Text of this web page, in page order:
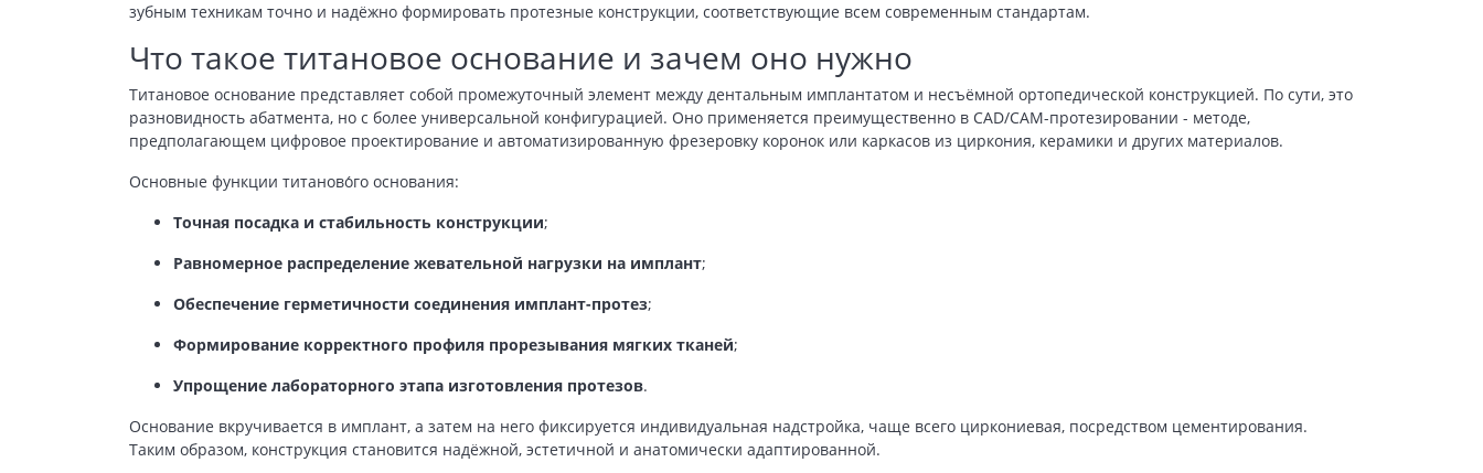
зубным техникам точно и надёжно формировать протезные конструкции, соответствующие всем современным стандартам.
Что такое титановое основание и зачем оно нужно
Титановое основание представляет собой промежуточный элемент между дентальным имплантатом и несъёмной ортопедической конструкцией. По сути, это
разновидность абатмента, но с более универсальной конфигурацией. Оно применяется преимущественно в CAD/CAM-протезировании - методе,
предполагающем цифровое проектирование и автоматизированную фрезеровку коронок или каркасов из циркония, керамики и других материалов.
Основные функции титаново́го основания:
Точная посадка и стабильность конструкции;
Равномерное распределение жевательной нагрузки на имплант;
Обеспечение герметичности соединения имплант-протез;
Формирование корректного профиля прорезывания мягких тканей;
Упрощение лабораторного этапа изготовления протезов.
Основание вкручивается в имплант, а затем на него фиксируется индивидуальная надстройка, чаще всего циркониевая, посредством цементирования.
Таким образом, конструкция становится надёжной, эстетичной и анатомически адаптированной.